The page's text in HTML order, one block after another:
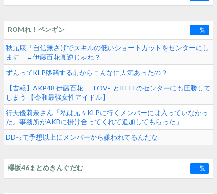
ROMれ！ペンギン 一覧
秋元康「自信無さげでスキルの低いショートカットをセンターにし
ます」←伊藤百花真逆じゃね？
ずんってKLP移籍する前からこんなに人気あったの？
【吉報】AKB48 伊藤百花 =LOVE とILLITのセンターにも圧勝して
しまう 【令和最強女性アイドル】
行天優莉奈さん「私は元々KLPに行くメンバーには入っていなかっ
た。事務所がAKBに掛け合ってくれて追加してもらった」
DDって予想以上にメンバーから嫌われてるんだな
欅坂46まとめきんぐだむ 一覧